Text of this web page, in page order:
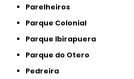
Parelheiros
Parque Colonial
Parque Ibirapuera
Parque do Otero
Pedreira